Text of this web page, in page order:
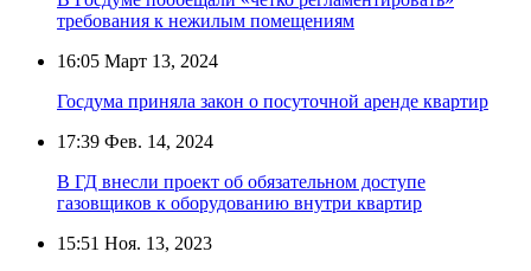
требования к нежилым помещениям
16:05 Март 13, 2024
Госдума приняла закон о посуточной аренде квартир
17:39 Фев. 14, 2024
В ГД внесли проект об обязательном доступе
газовщиков к оборудованию внутри квартир
15:51 Ноя. 13, 2023